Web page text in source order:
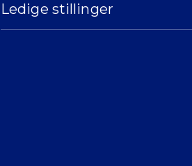
Ledige stillinger